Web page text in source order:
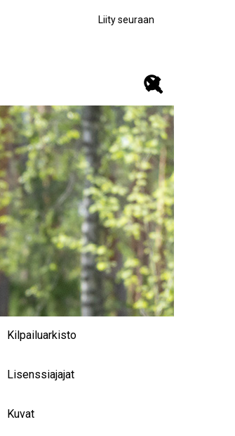
Liity seuraan
Kilpailuarkisto
Lisenssiajajat
Kuvat